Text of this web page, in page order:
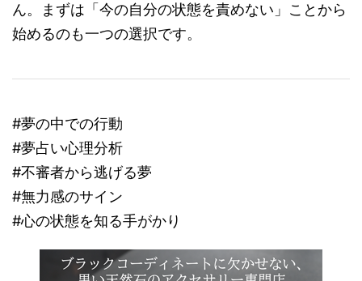
ん。まずは「今の自分の状態を責めない」ことから
始めるのも一つの選択です。
#夢の中での行動
#夢占い心理分析
#不審者から逃げる夢
#無力感のサイン
#心の状態を知る手がかり